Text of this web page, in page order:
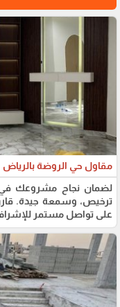
مقاول حي الروضة بالرياض
لضمان نجاح مشروعك في
ترخيص، وسمعة جيدة.
على تواصل مستمر